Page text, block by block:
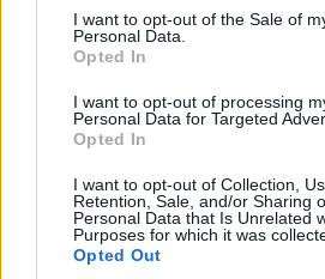
consent section.
I want to opt-out of the Sale of
Personal Data.
Opted In
I want to opt-out of processing
Personal Data for Targeted
Opted In
I want to opt-out of Collection,
Retention, Sale, and/or Sharing
Personal Data that Is Unrelated
Purposes for which it was
Opted Out
És máris az élen az egyik Red Bull!
idővel került az első helyre a lágy
tökéletes kör és az idő is lesz még
tartózkodik a bokszban. Mindenki
munkát.